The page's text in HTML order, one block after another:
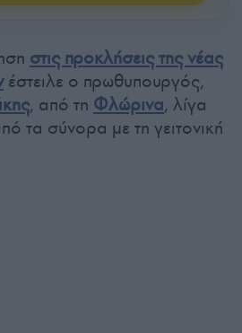
στις προκλήσεις της νέας
έστειλε ο πρωθυπουργός,
, από τη Φλώρινα, λίγα
τα σύνορα με τη γειτονική